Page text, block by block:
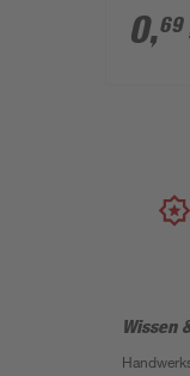
0,69
Wissen